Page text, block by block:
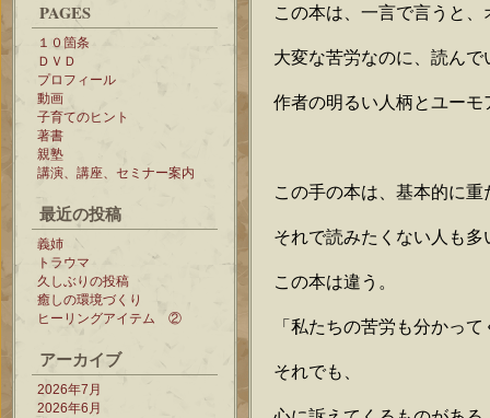
PAGES
１０箇条
ＤＶＤ
プロフィール
動画
子育てのヒント
著書
親塾
講演、講座、セミナー案内
最近の投稿
義姉
トラウマ
久しぶりの投稿
癒しの環境づくり
ヒーリングアイテム ②
アーカイブ
2026年7月
2026年6月
この本は、一言で言うと
大変な苦労なのに、読ん
作者の明るい人柄とユーモ
この手の本は、基本的に重
それで読みたくない人も多
この本は違う。
「私たちの苦労も分かっ
それでも、